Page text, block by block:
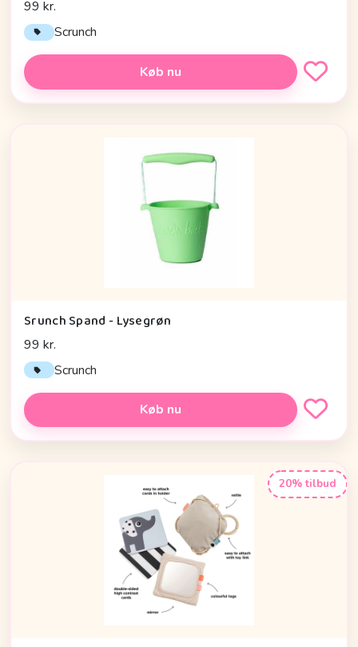
99 kr.
Scrunch
Køb nu
Srunch Spand - Lysegrøn
99 kr.
Scrunch
Køb nu
20% tilbud